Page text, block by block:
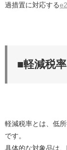
過措置に対応する
■軽減税
軽減税率とは、低
です。
具体的な対象品は